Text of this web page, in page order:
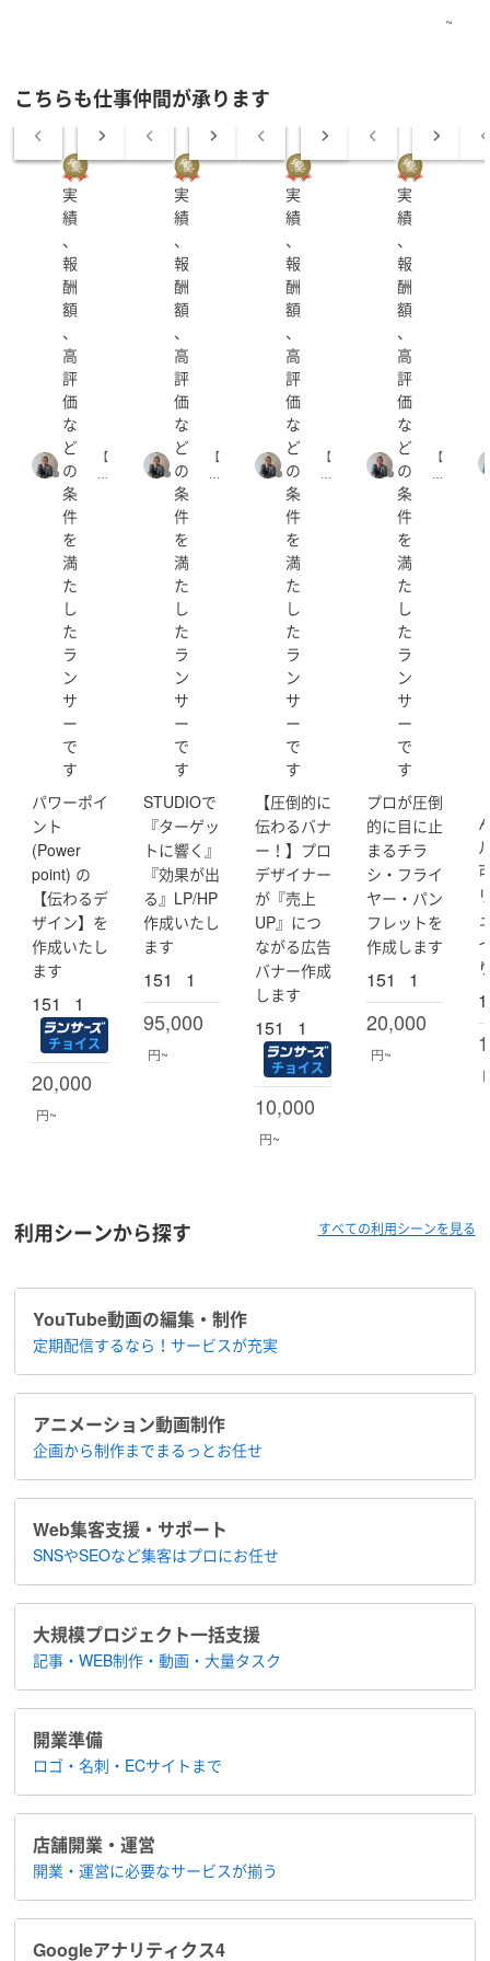
~
こちらも仕事仲間が承ります
実
績
、
報
酬
額
、
高
評
価
な
ど
の
条
件
を
満
た
し
た
ラ
ン
サ
ー
で
す
【
a
パワーポイ
ント
(Power
point) の
【伝わるデ
ザイン】を
作成いたし
ます
151 1
チョイス
20,000
円~
実
績
、
報
酬
額
、
高
評
価
な
ど
の
条
件
を
満
た
し
た
ラ
ン
サ
ー
で
す
【
a
0
1
2)
STUDIOで
『ターゲッ
トに響く』
『効果が出
る』LP/HP
作成いたし
ます
151 1
95,000
円~
実
績
、
報
酬
額
、
高
評
価
な
ど
の
条
件
を
満
た
し
た
ラ
ン
サ
ー
で
す
【
a
0
1
2)
【圧倒的に
伝わるバナ
ー！】プロ
デザイナー
が『売上
UP』につ
ながる広告
バナー作成
します
151 1
チョイス
10,000
円~
実
績
、
報
酬
額
、
高
評
価
な
ど
の
条
件
を
満
た
し
た
ラ
ン
サ
ー
で
す
【
a
0
2)
プロが圧倒
的に目に止
まるチラ
シ・フライ
ヤー・パン
フレットを
作成します
151 1
20,000
円~
利用シーンから探す すべての利用シーンを見る
YouTube動画の編集・制作
定期配信するなら！​サービスが充実
アニメーション​動画制作
企画から制作まで​まるっとお任せ
Web集客支援・サポート
SNSやSEOなど集客は​プロにお任せ
大規模プロジェクト​一括支援
記事・WEB制作・動画・大量タスク
開業準備
ロゴ・名刺・ECサイトまで
店舗開業・運営
開業・運営に​必要なサービスが揃う
Google​アナリティクス4